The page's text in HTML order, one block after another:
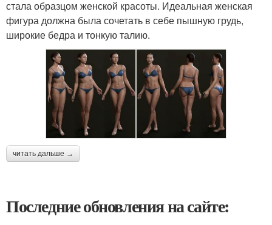
стала образцом женской красоты. Идеальная женская
фигура должна была сочетать в себе пышную грудь,
широкие бедра и тонкую талию.
читать дальше →
Последние обновления на сайте: